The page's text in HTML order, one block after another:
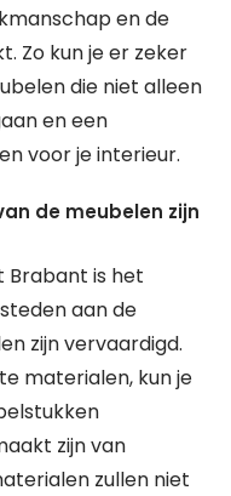
en de
Zo kun je er zeker
die niet alleen
en een
voor je interieur.
de meubelen zijn
Brabant is het
aan de
zijn vervaardigd.
materialen, kun je
zijn van
zullen niet